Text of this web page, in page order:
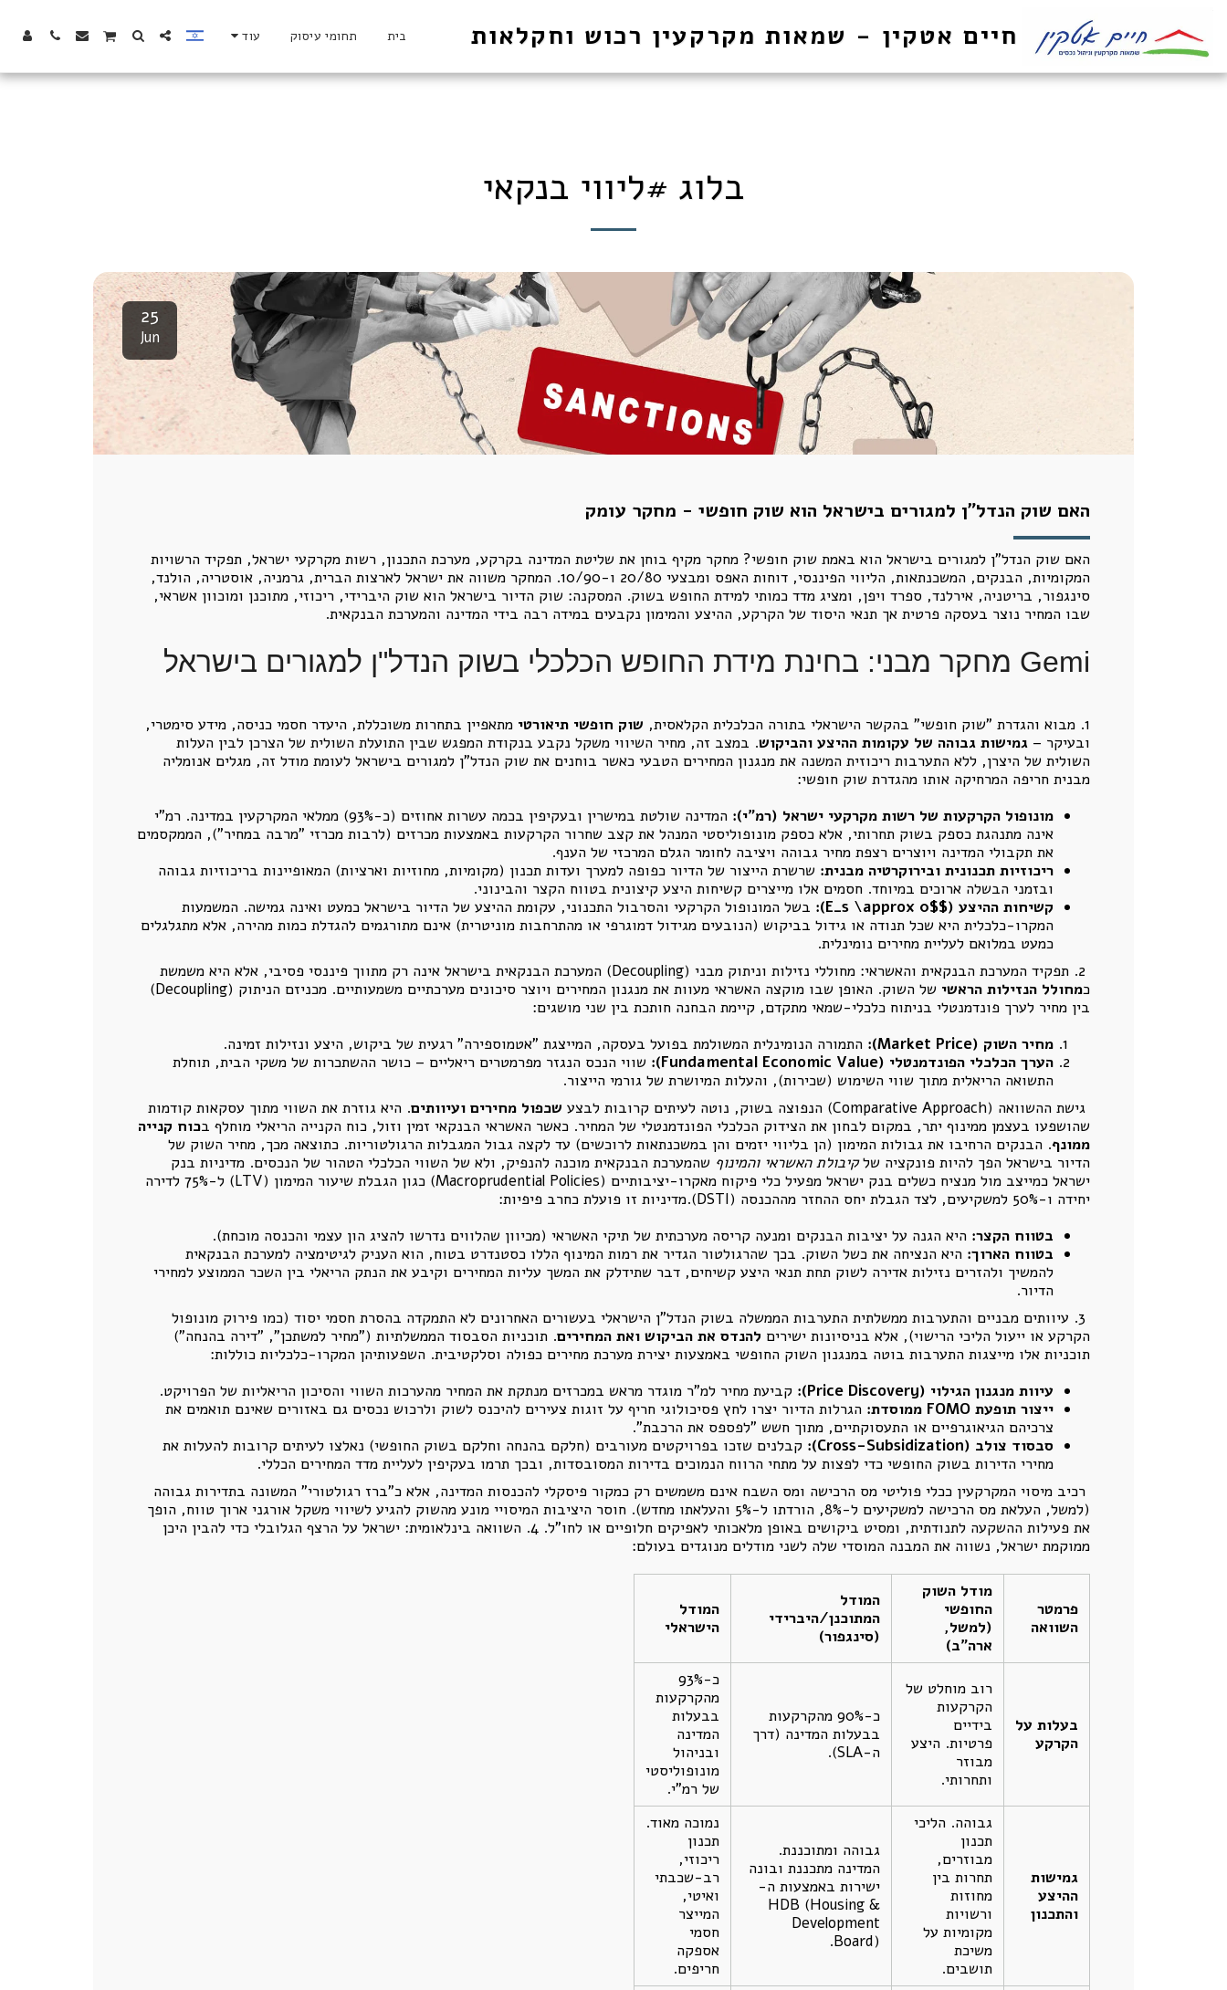
חיים אטקין - שמאות מקרקעין רכוש וחקלאות בית תחומי עיסוק עוד
בלוג #ליווי בנקאי
25
Jun
האם שוק הנדל"ן למגורים בישראל הוא שוק חופשי - מחקר עומק
האם שוק הנדל"ן למגורים בישראל הוא באמת שוק חופשי? מחקר מקיף בוחן את שליטת המדינה בקרקע, מערכת התכנון, רשות מקרקעי ישראל, תפקיד הרשויות
המקומיות, הבנקים, המשכנתאות, הליווי הפיננסי, דוחות האפס ומבצעי 20/80 ו-10/90. המחקר משווה את ישראל לארצות הברית, גרמניה, אוסטריה, הולנד,
סינגפור, בריטניה, אירלנד, ספרד ויפן, ומציג מדד כמותי למידת החופש בשוק. המסקנה: שוק הדיור בישראל הוא שוק היברידי, ריכוזי, מתוכנן ומוכוון אשראי,
שבו המחיר נוצר בעסקה פרטית אך תנאי היסוד של הקרקע, ההיצע והמימון נקבעים במידה רבה בידי המדינה והמערכת הבנקאית.
Gemi מחקר מבני: בחינת מידת החופש הכלכלי בשוק הנדל"ן למגורים בישראל
1. מבוא והגדרת "שוק חופשי" בהקשר הישראלי בתורה הכלכלית הקלאסית, שוק חופשי תיאורטי מתאפיין בתחרות משוכללת, היעדר חסמי כניסה, מידע סימטרי,
ובעיקר – גמישות גבוהה של עקומות ההיצע והביקוש. במצב זה, מחיר השיווי משקל נקבע בנקודת המפגש שבין התועלת השולית של הצרכן לבין העלות
השולית של היצרן, ללא התערבות ריכוזית המשנה את מנגנון המחירים הטבעי כאשר בוחנים את שוק הנדל"ן למגורים בישראל לעומת מודל זה, מגלים אנומליה
מבנית חריפה המרחיקה אותו מהגדרת שוק חופשי:
מונופול הקרקעות של רשות מקרקעי ישראל (רמ"י):
המדינה שולטת במישרין ובעקיפין בכמה עשרות אחוזים (כ-93%) ממלאי המקרקעין במדינה. רמ"י
אינה מתנהגת כספק בשוק תחרותי, אלא כספק מונופוליסטי המנהל את קצב שחרור הקרקעות באמצעות מכרזים (לרבות מכרזי "מרבה במחיר"), הממקסמים
את תקבולי המדינה ויוצרים רצפת מחיר גבוהה ויציבה לחומר הגלם המרכזי של הענף.
ריכוזיות תכנונית ובירוקרטיה מבנית: שרשרת הייצור של הדיור כפופה למערך ועדות תכנון (מקומיות, מחוזיות וארציות) המאופיינות בריכוזיות גבוהה
ובזמני הבשלה ארוכים במיוחד. חסמים אלו מייצרים קשיחות היצע קיצונית בטווח הקצר והבינוני.
קשיחות ההיצע ($E_s \approx 0$
): בשל המונופול הקרקעי והסרבול התכנוני, עקומת ההיצע של הדיור בישראל כמעט ואינה גמישה. המשמעות
המקרו-כלכלית היא שכל תנודה או גידול בביקוש (הנובעים מגידול דמוגרפי או מהתרחבות מוניטרית) אינם מתורגמים להגדלת כמות מהירה, אלא מתגלגלים
כמעט במלואם לעליית מחירים נומינלית.
2. תפקיד המערכת הבנקאית והאשראי: מחוללי נזילות וניתוק מבני (Decoupling) המערכת הבנקאית בישראל אינה רק מתווך פיננסי פסיבי, אלא היא משמשת
כמחולל הנזילות הראשי
של השוק. האופן שבו מוקצה האשראי מעוות את מנגנון המחירים ויוצר סיכונים מערכתיים משמעותיים. מכניזם הניתוק (Decoupling)
בין מחיר לערך פונדמנטלי בניתוח כלכלי-שמאי מתקדם, קיימת הבחנה חותכת בין שני מושגים:
מחיר השוק (Market Price
): התמורה הנומינלית המשולמת בפועל בעסקה, המייצגת "אטמוספירה" רגעית של ביקוש, היצע ונזילות זמינה.
הערך הכלכלי הפונדמנטלי (Fundamental Economic Value
): שווי הנכס הנגזר מפרמטרים ריאליים – כושר ההשתכרות של משקי הבית, תוחלת
התשואה הריאלית מתוך שווי השימוש (שכירות), והעלות המיושרת של גורמי הייצור.
גישת ההשוואה (Comparative Approach) הנפוצה בשוק, נוטה לעיתים קרובות לבצע
שכפול מחירים ועיוותים. היא גוזרת את השווי מתוך עסקאות קודמות
שהושפעו בעצמן ממינוף יתר, במקום לבחון את הצידוק הכלכלי הפונדמנטלי של המחיר. כאשר האשראי הבנקאי זמין וזול, כוח הקנייה הריאלי מוחלף בכוח קנייה
ממונף. הבנקים הרחיבו את גבולות המימון (הן בליווי יזמים והן במשכנתאות לרוכשים) עד לקצה גבול המגבלות הרגולטוריות. כתוצאה מכך, מחיר השוק של
הדיור בישראל הפך להיות פונקציה שלקיבולת האשראי והמינוף שהמערכת הבנקאית מוכנה להנפיק, ולא של השווי הכלכלי הטהור של הנכסים. מדיניות בנק
ישראל כמייצב מול מנציח כשלים בנק ישראל מפעיל כלי פיקוח מאקרו-יציבותיים (Macroprudential Policies) כגון הגבלת שיעור המימון (LTV) ל-75% לדירה
יחידה ו-50% למשקיעים, לצד הגבלת יחס ההחזר מההכנסה (DSTI).מדיניות זו פועלת כחרב פיפיות:
בטווח הקצר: היא הגנה על יציבות הבנקים ומנעה קריסה מערכתית של תיקי האשראי (מכיוון שהלווים נדרשו להציג הון עצמי והכנסה מוכחת).
בטווח הארוך: היא הנציחה את כשל השוק. בכך שהרגולטור הגדיר את רמות המינוף הללו כסטנדרט בטוח, הוא העניק לגיטימציה למערכת הבנקאית
להמשיך ולהזרים נזילות אדירה לשוק תחת תנאי היצע קשיחים, דבר שתידלק את המשך עליות המחירים וקיבע את הנתק הריאלי בין השכר הממוצע למחירי
הדיור.
3. עיוותים מבניים והתערבות ממשלתית התערבות הממשלה בשוק הנדל"ן הישראלי בעשורים האחרונים לא התמקדה בהסרת חסמי יסוד (כמו פירוק מונופול
הקרקע או ייעול הליכי הרישוי), אלא בניסיונות ישירים להנדס את הביקוש ואת המחירים. תוכניות הסבסוד הממשלתיות ("מחיר למשתכן", "דירה בהנחה")
תוכניות אלו מייצגות התערבות בוטה במנגנון השוק החופשי באמצעות יצירת מערכת מחירים כפולה וסלקטיבית. השפעותיהן המקרו-כלכליות כוללות:
עיוות מנגנון הגילוי (Price Discovery
): קביעת מחיר למ"ר מוגדר מראש במכרזים מנתקת את המחיר מהערכות השווי והסיכון הריאליות של הפרויקט.
ייצור תופעת FOMO ממוסדת: הגרלות הדיור יצרו לחץ פסיכולוגי חריף על זוגות צעירים להיכנס לשוק ולרכוש נכסים גם באזורים שאינם תואמים את
צרכיהם הגיאוגרפיים או התעסוקתיים, מתוך חשש "לפספס את הרכבת".
סבסוד צולב (Cross-Subsidization
): קבלנים שזכו בפרויקטים מעורבים (חלקם בהנחה וחלקם בשוק החופשי) נאלצו לעיתים קרובות להעלות את
מחירי הדירות בשוק החופשי כדי לפצות על מתחי הרווח הנמוכים בדירות המסובסדות, ובכך תרמו בעקיפין לעליית מדד המחירים הכללי.
רכיב מיסוי המקרקעין ככלי פוליטי מס הרכישה ומס השבח אינם משמשים רק כמקור פיסקלי להכנסות המדינה, אלא כ"ברז רגולטורי" המשונה בתדירות גבוהה
(למשל, העלאת מס הרכישה למשקיעים ל-8%, הורדתו ל-5% והעלאתו מחדש). חוסר היציבות המיסויי מונע מהשוק להגיע לשיווי משקל אורגני ארוך טווח, הופך
את פעילות ההשקעה לתנודתית, ומסיט ביקושים באופן מלאכותי לאפיקים חלופיים או לחו"ל. 4. השוואה בינלאומית: ישראל על הרצף הגלובלי כדי להבין היכן
ממוקמת ישראל, נשווה את המבנה המוסדי שלה לשני מודלים מנוגדים בעולם:
פרמטר
השוואה
מודל השוק
החופשי
(למשל,
ארה"ב)
המודל
המתוכנן/היברידי
(סינגפור)
המודל
הישראלי
בעלות על
הקרקע
רוב מוחלט של
הקרקעות
בידיים
פרטיות. היצע
מבוזר
ותחרותי.
כ-90% מהקרקעות
בבעלות המדינה (דרך
ה-SLA).
כ-93%
מהקרקעות
בבעלות
המדינה
ובניהול
מונופוליסטי
של רמ"י.
גמישות
ההיצע
והתכנון
גבוהה. הליכי
תכנון
מבוזרים,
תחרות בין
מחוזות
ורשויות
מקומיות על
משיכת
תושבים.
גבוהה ומתוכננת.
המדינה מתכננת ובונה
ישירות באמצעות ה-
HDB (Housing &
Development
Board).
נמוכה מאוד.
תכנון
ריכוזי,
רב-שכבתי
ואיטי,
המייצר
חסמי
אספקה
חריפים.